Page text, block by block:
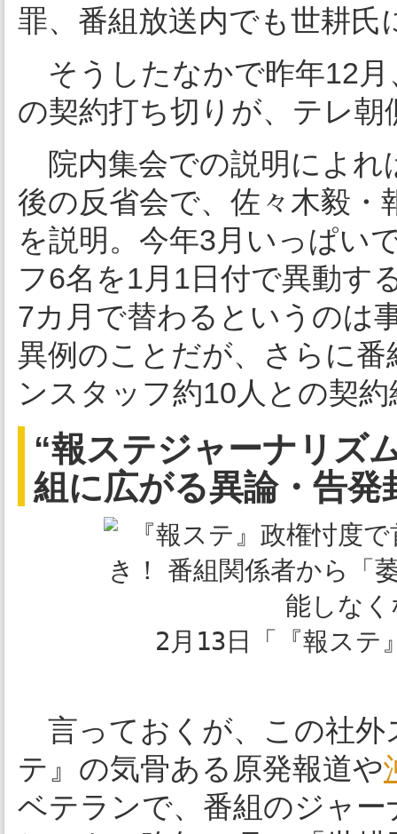
罪、番組放送内でも世耕
そうしたなかで昨年12月
の契約打ち切りが、テレ
院内集会での説明によれ
後の反省会で、佐々木毅・
を説明。今年3月いっぱい
フ6名を1月1日付で異動す
7カ月で替わるというのは
異例のことだが、さらに
ンスタッフ約10人との契
“報ステジャーナリズ
組に広がる異論・告発
2月13日「『報ステ
言っておくが、この社外
テ』の気骨ある原発報道や
ベテランで、番組のジャ